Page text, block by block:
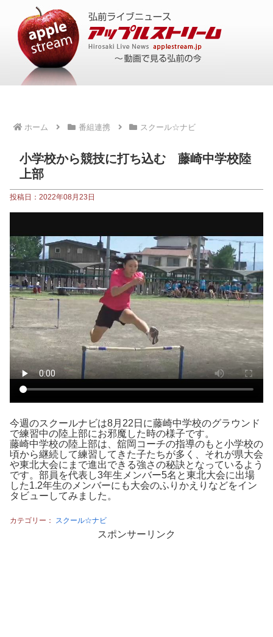
ホーム 番組連携 スクール☆ナビ
小学校から競技に打ち込む 藤崎中学校陸
上部
投稿日：2022年08月23日
今週のスクールナビは8月22日に藤崎中学校のグラウンド
で練習中の陸上部にお邪魔した時の様子です。
藤崎中学校の陸上部は、舘岡コーチの指導のもと小学校の
頃から継続して練習してきた子たちが多く、それが県大会
や東北大会にまで進出できる強さの秘訣となっているよう
です。部員を代表し3年生メンバー5名と東北大会に出場
した1.2年生のメンバーにも大会のふりかえりなどをイン
タビューしてみました。
カテゴリー： スクール☆ナビ
スポンサーリンク